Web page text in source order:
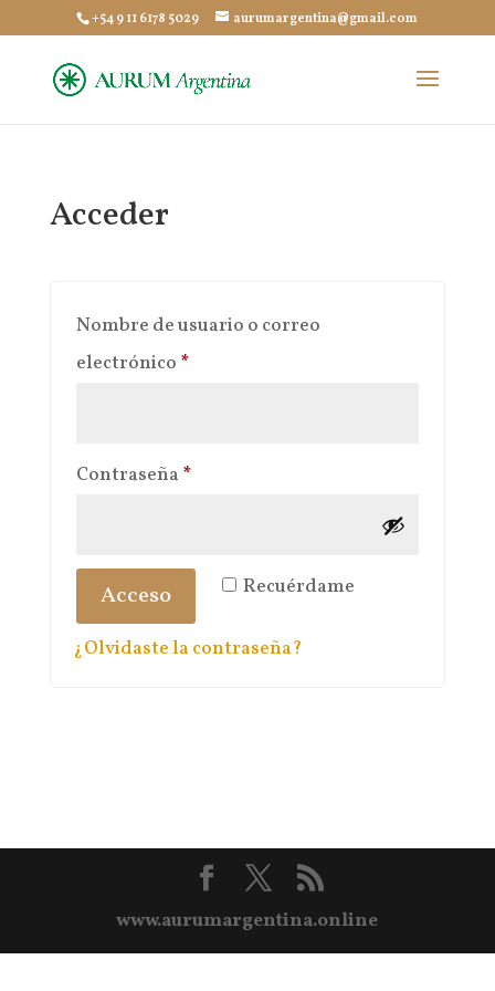
+54 9 11 6178 5029 aurumargentina@gmail.com
Acceder
Nombre de usuario o correo
electrónico *Obligatorio
Contraseña *Obligatorio
Recuérdame
Acceso
¿Olvidaste la contraseña?
www.aurumargentina.online